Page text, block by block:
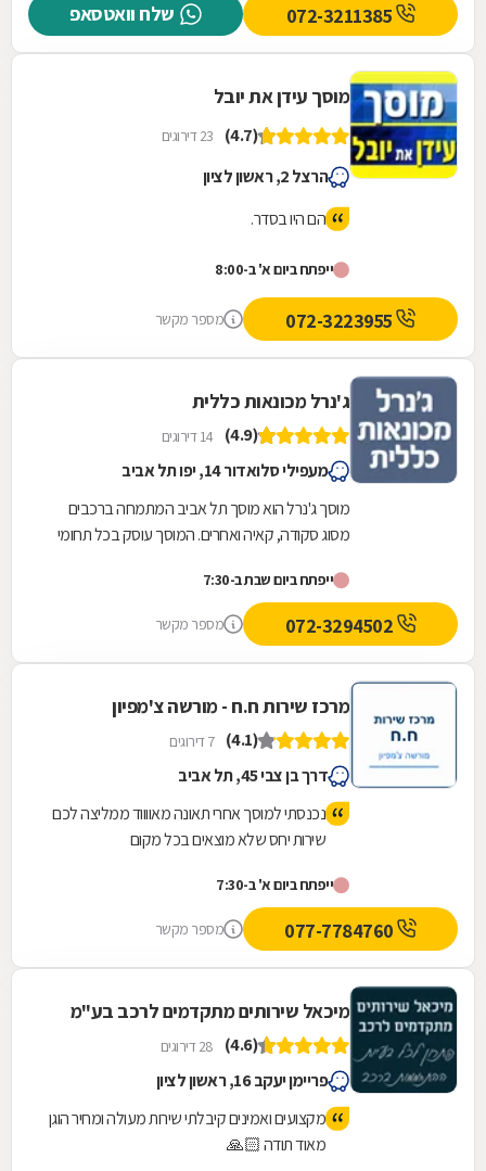
שלח וואטסאפ
מוסך עידן את יובל
(4.7) 23 דירוגים
הרצל 2, ראשון לציון
הם היו בסדר.
ייפתח ביום א' ב-8:00
מספר מקשר
ג'נרל מכונאות כללית
(4.9) 14 דירוגים
מעפילי סלואדור 14, יפו תל אביב
מוסך ג'נרל הוא מוסך תל אביב המתמחה ברכבים
מסוג סקודה, קאיה ואחרים. המוסך עוסק בכל תחומי
ייפתח ביום שבת ב-7:30
מספר מקשר
מרכז שירות ח.ח - מורשה צ'מפיון
(4.1) 7 דירוגים
דרך בן צבי 45, תל אביב
נכנסתי למוסך אחרי תאונה מאווווד ממליצה לכם
שירות יחס שלא מוצאים בכל מקום
ייפתח ביום א' ב-7:30
מספר מקשר
מיכאל שירותים מתקדמים לרכב בע"מ
(4.6) 28 דירוגים
פריימן יעקב 16, ראשון לציון
מקצועים ואמינים קיבלתי שירות מעולה ומחיר הוגן
מאוד תודה 🙏🏻